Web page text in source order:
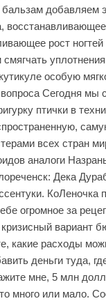
добавляем
рост
смягчать
особую
Сегодня мы
птички в
всех стран
аналоги
Дека
КоЛеночка
огромное за
кризисный вариант
какие расходы
деньги туда,
мне, 5 млн
много или мало.